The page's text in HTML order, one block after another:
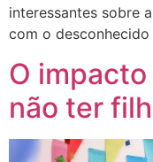
interessantes sobre
com o desconhecido
O
não ter